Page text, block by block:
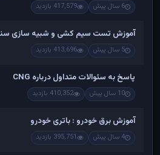
6 سال پیش 417,579 بازدید
آموزش تست سیم کشی و شبیه سازی
5 سال پیش 413,696 بازدید
پاسخ به سئوالات متداول درباره CNG
10 سال پیش 410,352 بازدید
آموزش برق خودرو : باتری خودرو
4 سال پیش 395,751 بازدید